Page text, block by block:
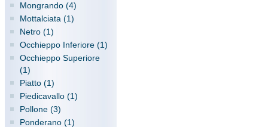
Mongrando (4)
Mottalciata (1)
Netro (1)
Occhieppo Inferiore (1)
Occhieppo Superiore
(1)
Piatto (1)
Piedicavallo (1)
Pollone (3)
Ponderano (1)